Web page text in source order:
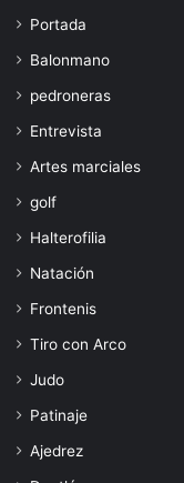
Portada
Balonmano
pedroneras
Entrevista
Artes marciales
golf
Halterofilia
Natación
Frontenis
Tiro con Arco
Judo
Patinaje
Ajedrez